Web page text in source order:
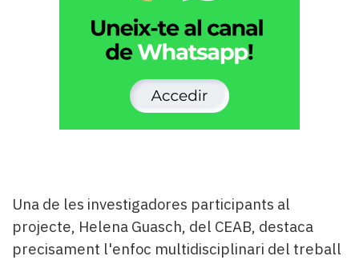
Una de les investigadores participants al
projecte, Helena Guasch, del CEAB, destaca
precisament l'enfoc multidisciplinari del treball